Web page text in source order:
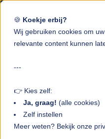
🍪 Koekje erbij?
Wij gebruiken cookies om
relevante content kunnen
---
👉 Kies zelf:
Ja, graag! (alle cookies)
Zelf instellen
Meer weten? Bekijk onze